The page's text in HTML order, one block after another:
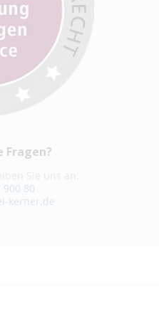
Fragen?
900 80
kerner.de